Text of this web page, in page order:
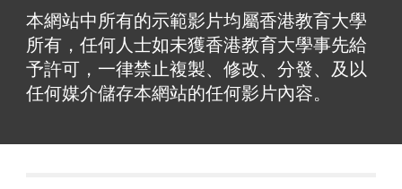
本網站中所有的示範影片均屬香港教育大學
所有，任何人士如未獲香港教育大學事先給
予許可，一律禁止複製、修改、分發、及以
任何媒介儲存本網站的任何影片內容。